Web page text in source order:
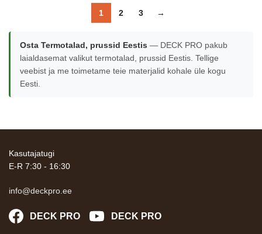
1 2 3 →
Osta Termotalad, prussid Eestis — DECK PRO pakub
laialdasemat valikut termotalad, prussid Eestis. Tellige
veebist ja me toimetame teie materjalid kohale üle kogu
Eesti.
Kasutajatugi
E-R 7:30 - 16:30
info@deckpro.ee
DECK PRO DECK PRO